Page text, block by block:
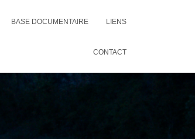
BASE DOCUMENTAIRE LIENS
CONTACT